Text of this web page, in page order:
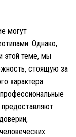
могут
Однако,
этой теме, мы
стоящую за
характера.